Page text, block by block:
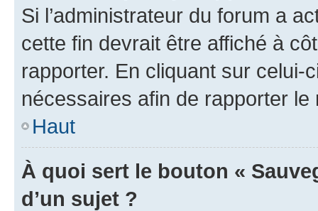
Si l’administrateur du forum a
cette fin devrait être affiché à
rapporter. En cliquant sur
nécessaires afin de rapporter le
Haut
À quoi sert le bouton «
d’un sujet ?